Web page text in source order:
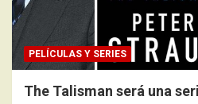
PELÍCULAS Y SERIES
The Talisman será una